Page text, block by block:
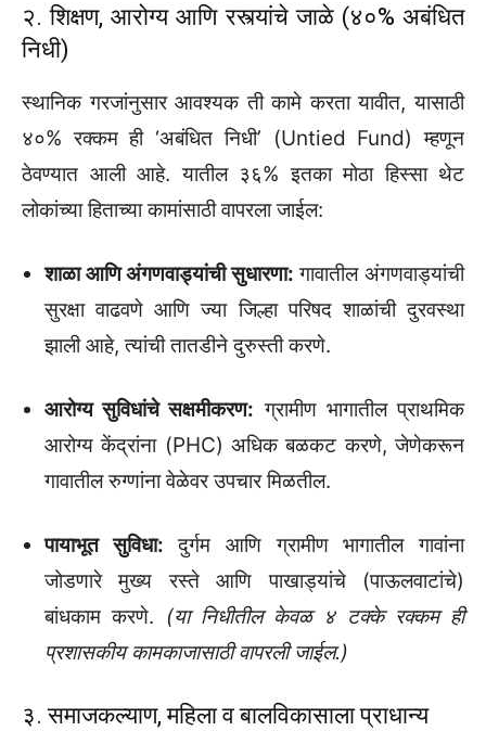
२. शिक्षण, आरोग्य आणि रस्त्यांचे जाळे (४०% अबंधित
निधी)
स्थानिक गरजांनुसार आवश्यक ती कामे करता यावीत, यासाठी
४०% रक्कम ही ‘अबंधित निधी’ (Untied Fund) म्हणून
ठेवण्यात आली आहे. यातील ३६% इतका मोठा हिस्सा थेट
लोकांच्या हिताच्या कामांसाठी वापरला जाईल:
शाळा आणि अंगणवाड्यांची सुधारणा: गावातील अंगणवाड्यांची
सुरक्षा वाढवणे आणि ज्या जिल्हा परिषद शाळांची दुरवस्था
झाली आहे, त्यांची तातडीने दुरुस्ती करणे.
आरोग्य सुविधांचे सक्षमीकरण: ग्रामीण भागातील प्राथमिक
आरोग्य केंद्रांना (PHC) अधिक बळकट करणे, जेणेकरून
गावातील रुग्णांना वेळेवर उपचार मिळतील.
पायाभूत सुविधा: दुर्गम आणि ग्रामीण भागातील गावांना
जोडणारे मुख्य रस्ते आणि पाखाड्यांचे (पाऊलवाटांचे)
बांधकाम करणे.
(या निधीतील केवळ ४ टक्के रक्कम ही
प्रशासकीय कामकाजासाठी वापरली जाईल.)
३. समाजकल्याण, महिला व बालविकासाला प्राधान्य